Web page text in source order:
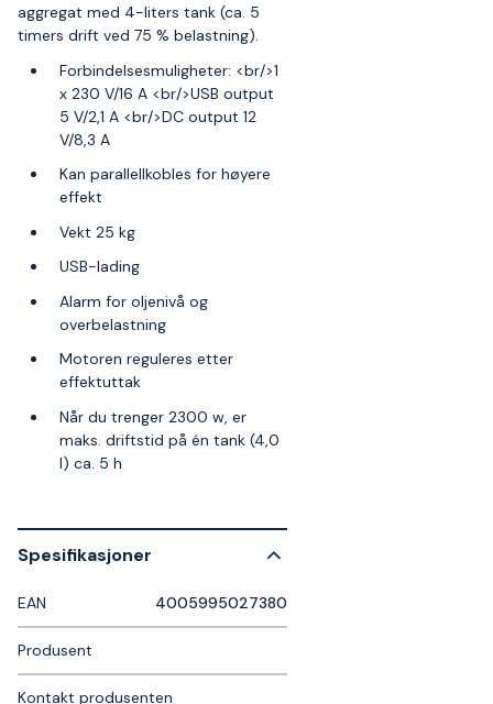
aggregat med 4-liters tank (ca. 5
timers drift ved 75 % belastning).
Forbindelsesmuligheter: <br/>1
x 230 V/16 A <br/>USB output
5 V/2,1 A <br/>DC output 12
V/8,3 A
Kan parallellkobles for høyere
effekt
Vekt 25 kg
USB-lading
Alarm for oljenivå og
overbelastning
Motoren reguleres etter
effektuttak
Når du trenger 2300 w, er
maks. driftstid på én tank (4,0
l) ca. 5 h
Spesifikasjoner
EAN 4005995027380
Produsent
Kontakt produsenten